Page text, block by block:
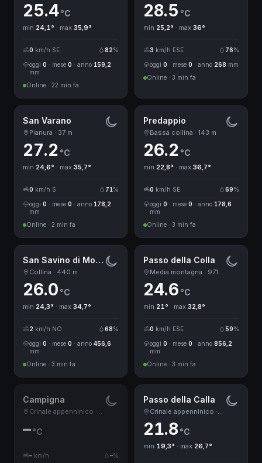
25.4°C
min 24,1° · max 35,9°
0 km/h SE 82%
oggi 0 · mese 0 · anno 159,2
mm
Online · 22 min fa
28.5 °C
min 25,2° · max 36°
3 km/h ESE 76%
oggi 0 · mese 0 · anno 268 mm
Online · 3 min fa
San Varano
Pianura · 37 m
27.2 °C
min 24,6° · max 35,7°
0 km/h S 71%
oggi 0 · mese 0 · anno 178,2
mm
Online · 2 min fa
Predappio
Bassa collina · 143 m
26.2 °C
min 22,8° · max 36,7°
0 km/h SE 69%
oggi 0 · mese 0 · anno 178,6
mm
Online · 3 min fa
San Savino di Modigliana
Collina · 440 m
26.0 °C
min 24,3° · max 34,7°
2 km/h NO 68%
oggi 0 · mese 0 · anno 456,6
mm
Online · 3 min fa
Passo della Colla
Media montagna · 971 m
24.6 °C
min 21° · max 32,8°
0 km/h ESE 59%
oggi 0 · mese 0 · anno 856,2
mm
Online · 3 min fa
Campigna
Crinale appenninico · 1084 m
–°C
– km/h –%
Passo della Calla
Crinale appenninico · 1307 m
21.8°C
min 19,3° · max 26,7°